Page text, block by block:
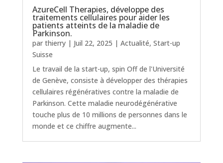
AzureCell Therapies, développe des
traitements cellulaires pour aider les
patients atteints de la maladie de
Parkinson.
par thierry| Juil 22, 2025 | Actualité, Start-up
Suisse
Le travail de la start-up, spin Off de l'Université
de Genève, consiste à développer des thérapies
cellulaires régénératives contre la maladie de
Parkinson. Cette maladie neurodégénérative
touche plus de 10 millions de personnes dans le
monde et ce chiffre augmente...